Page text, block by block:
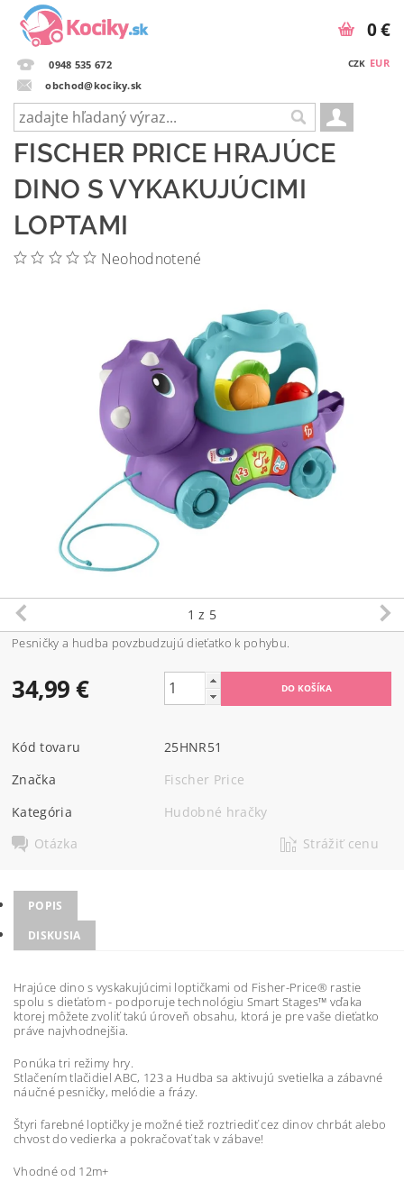
0948 535 672
obchod@kociky.sk
CZK EUR
0 €
FISCHER PRICE HRAJÚCE
DINO S VYKAKUJÚCIMI
LOPTAMI
Neohodnotené
1 z 5
Pesničky a hudba povzbudzujú dieťatko k pohybu.
34,99 €
Kód tovaru
25HNR51
Značka
Fischer Price
Kategória
Hudobné hračky
Otázka
Strážiť cenu
POPIS
DISKUSIA
Hrajúce dino s vyskakujúcimi loptičkami od Fisher-Price® rastie
spolu s dieťaťom - podporuje technológiu Smart Stages™ vďaka
ktorej môžete zvoliť takú úroveň obsahu, ktorá je pre vaše dieťatko
práve najvhodnejšia.
Ponúka tri režimy hry.
Stlačením tlačidiel ABC, 123 a Hudba sa aktivujú svetielka a zábavné
náučné pesničky, melódie a frázy.
Štyri farebné loptičky je možné tiež roztriediť cez dinov chrbát alebo
chvost do vedierka a pokračovať tak v zábave!
Vhodné od 12m+